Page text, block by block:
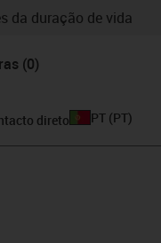
da duração de vida
(0)
direto PT (PT)